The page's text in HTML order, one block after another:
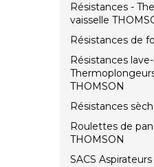
Résistances -
vaisselle
Résistances de
Résistances
THOMSON
Résistances
Roulettes de
THOMSON
SACS